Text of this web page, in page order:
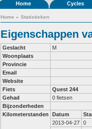
Home Cycles
Home » Statistieken
Eigenschappen
Geslacht
M
Woonplaats
Provincie
Email
Website
Fiets
Quest 244
Gehad
0 fietsen
Bijzonderheden
Kilometerstanden
Datum
2013-04-27 0